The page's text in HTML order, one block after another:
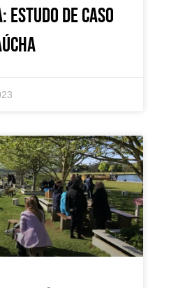
estudo de caso